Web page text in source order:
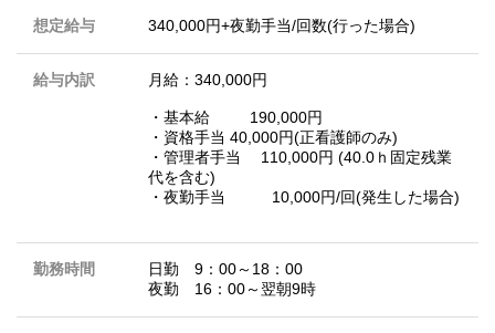
想定給与 340,000円+夜勤手当/回数(行った場合)
給与内訳 月給：340,000円
・基本給 190,000円
・資格手当 40,000円(正看護師のみ)
・管理者手当 110,000円 (40.0ｈ固定残業
代を含む)
・夜勤手当 10,000円/回(発生した場合)
勤務時間
日勤 9：00～18：00
夜勤 16：00～翌朝9時